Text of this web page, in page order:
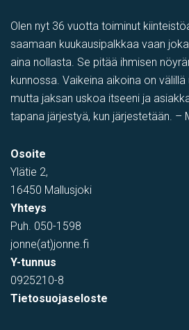
Olen nyt 36 vuotta toiminut
saamaan kuukausipalkkaa vaan
aina nollasta. Se pitää ihmisen
kunnossa. Vaikeina aikoina on
mutta jaksan uskoa itseeni ja
tapana järjestyä, kun järjestetään. –
Osoite
Ylätie 2,
16450 Mallusjoki
Yhteys
Puh. 050-1598
jonne(at)jonne.fi
Y-tunnus
0925210-8
Tietosuojaseloste